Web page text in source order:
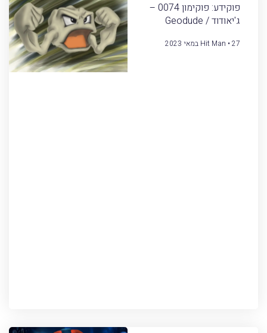
פוקידע: פוקימון 0074 –
ג'יאודוד / Geodude
Hit Man 27 במאי 2023